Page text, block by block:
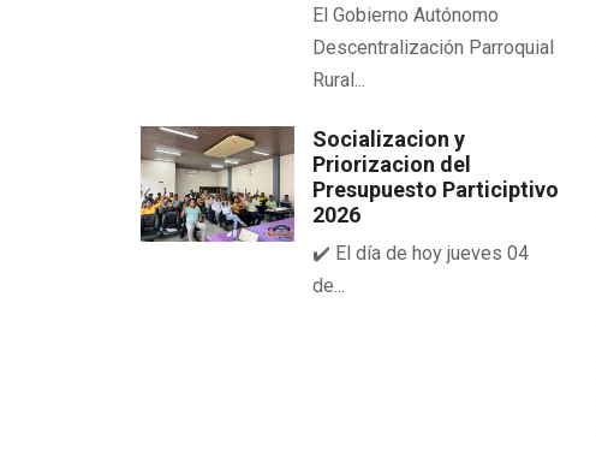
El Gobierno Autónomo
Descentralización Parroquial
Rural...
Socializacion y
Priorizacion del
Presupuesto Participtivo
2026
✔️ El día de hoy jueves 04
de...